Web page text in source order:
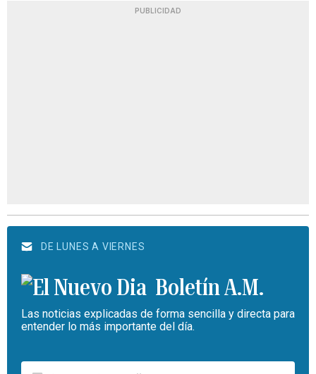
PUBLICIDAD
DE LUNES A VIERNES
Boletín A.M.
Las noticias explicadas de forma sencilla y directa para
entender lo más importante del día.